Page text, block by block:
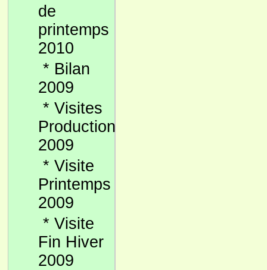
de
printemps
2010
* Bilan
2009
* Visites
Production
2009
* Visite
Printemps
2009
* Visite
Fin Hiver
2009